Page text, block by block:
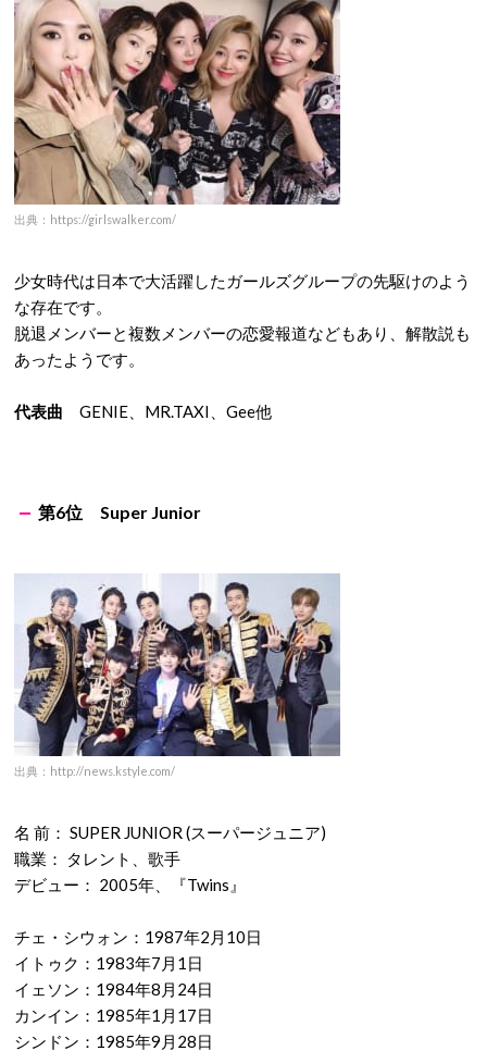
出典：https://girlswalker.com/
少女時代は日本で大活躍したガールズグループの先駆けのよう
な存在です。
脱退メンバーと複数メンバーの恋愛報道などもあり、解散説も
あったようです。
代表曲 GENIE、MR.TAXI、Gee他
第6位 Super Junior
出典：http://news.kstyle.com/
名 前： SUPER JUNIOR (スーパージュニア)
職業： タレント、歌手
デビュー： 2005年、『Twins』
チェ・シウォン：1987年2月10日
イトゥク：1983年7月1日
イェソン：1984年8月24日
カンイン：1985年1月17日
シンドン：1985年9月28日